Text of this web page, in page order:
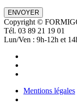
ENVOYER
Copyright ©
Tél. 03 89 21 19 01
Lun/Ven : 9h-12h et
Mentions légales